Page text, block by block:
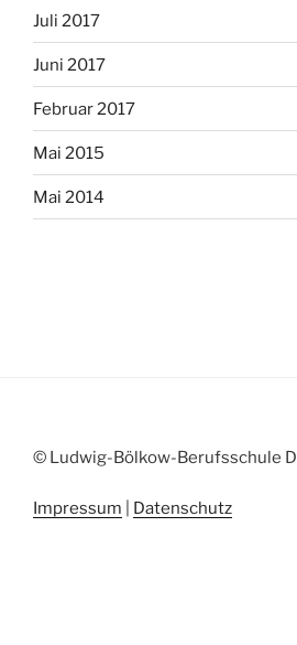
Juli 2017
Juni 2017
Februar 2017
Mai 2015
Mai 2014
© Ludwig-Bölkow-Berufsschule
Impressum Datenschutz